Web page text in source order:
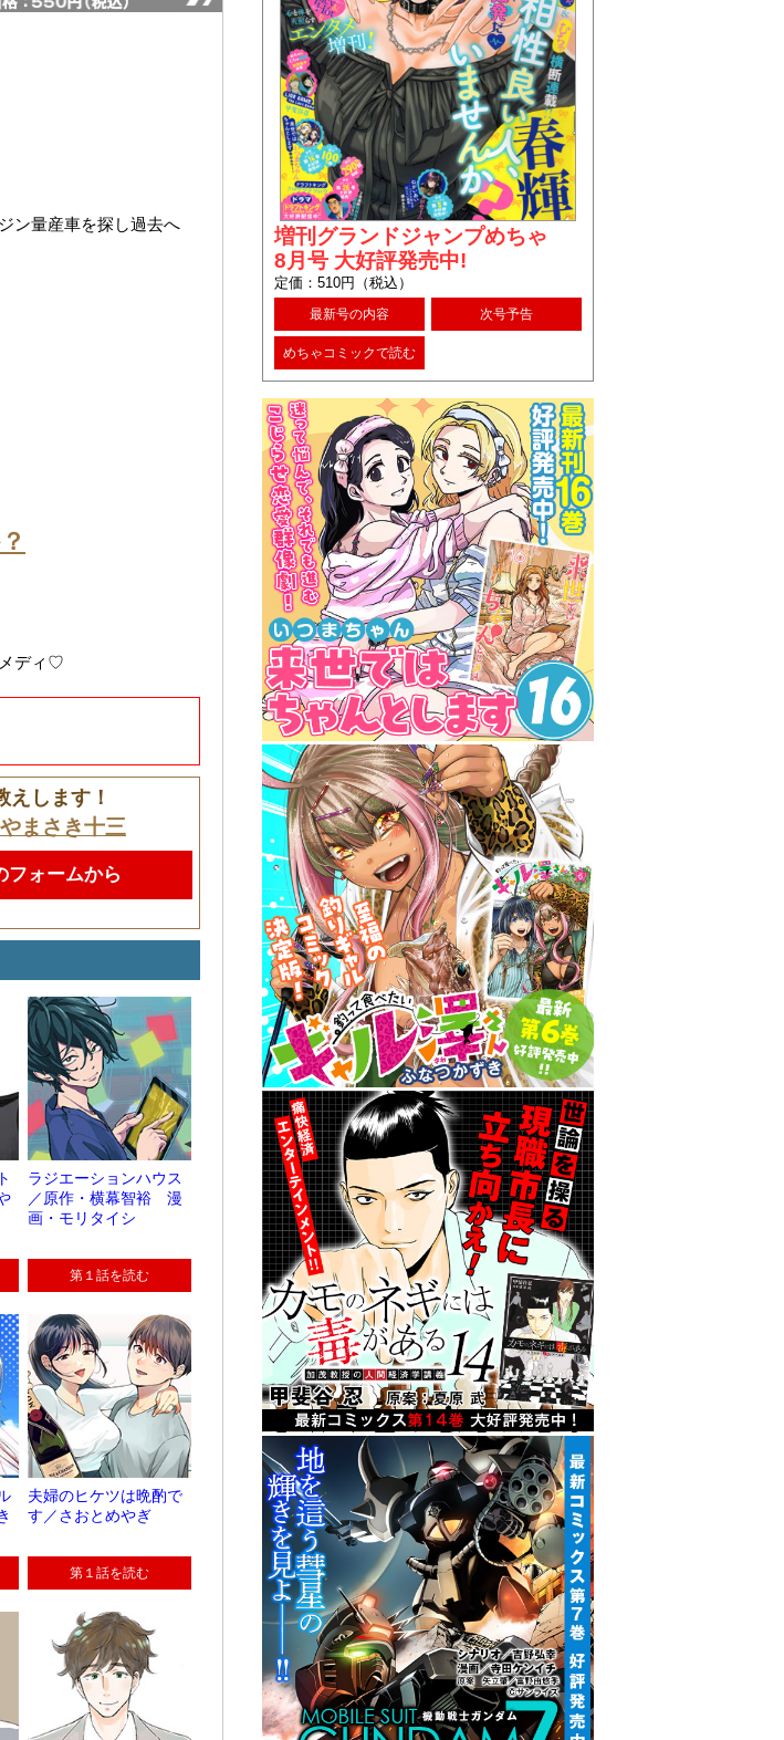
ン量産車を探し過去へ
ディ♡
します！
まさき十三
ォームから
ラジエーションハウス
／原作・横幕智裕 漫
画・モリタイシ
第１話を読む
夫婦のヒケツは晩酌で
す／さおとめやぎ
第１話を読む
増刊グランドジャンプめちゃ
8月号 大好評発売中!
定価：510円（税込）
最新号の内容 次号予告
めちゃコミックで読む